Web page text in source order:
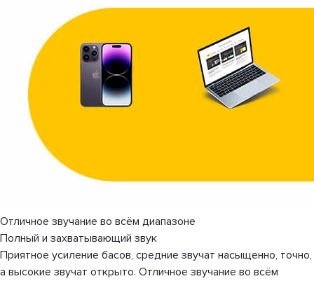
Отличное звучание во всём диапазоне
Полный и захватывающий звук
Приятное усиление басов, средние звучат насыщенно, точно,
а высокие звучат открыто. Отличное звучание во всём